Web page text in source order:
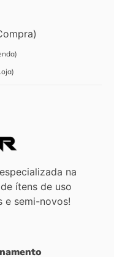
na
ítens de uso
e semi-novos!